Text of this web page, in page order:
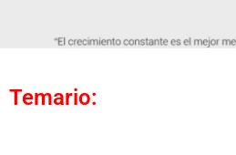
Temario: